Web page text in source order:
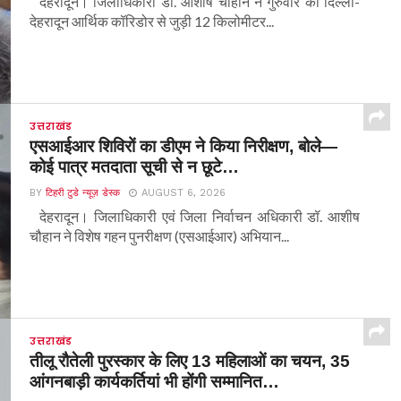
देहरादून आर्थिक कॉरिडोर से जुड़ी 12 किलोमीटर...
उत्तराखंड
एसआईआर शिविरों का डीएम ने किया निरीक्षण, बोले—
कोई पात्र मतदाता सूची से न छूटे…
BYटिहरी टुडे न्यूज़ डेस्क AUGUST 6, 2026
देहरादून। जिलाधिकारी एवं जिला निर्वाचन अधिकारी डॉ. आशीष
चौहान ने विशेष गहन पुनरीक्षण (एसआईआर) अभियान...
उत्तराखंड
तीलू रौतेली पुरस्कार के लिए 13 महिलाओं का चयन, 35
आंगनबाड़ी कार्यकर्तियां भी होंगी सम्मानित…